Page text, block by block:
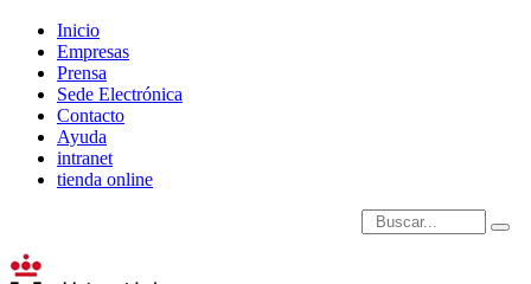
Inicio
Empresas
Prensa
Sede Electrónica
Contacto
Ayuda
intranet
tienda online
Introduce términos de